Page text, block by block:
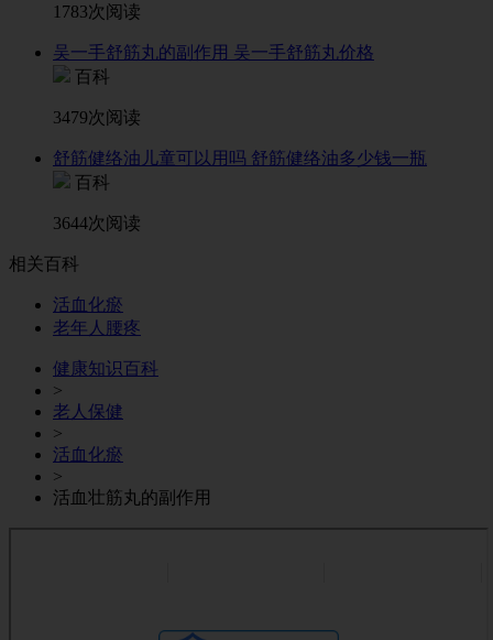
1783次阅读
吴一手舒筋丸的副作用 吴一手舒筋丸价格
百科
3479次阅读
舒筋健络油儿童可以用吗 舒筋健络油多少钱一瓶
百科
3644次阅读
相关百科
活血化瘀
老年人腰疼
健康知识百科
>
老人保健
>
活血化瘀
>
活血壮筋丸的副作用